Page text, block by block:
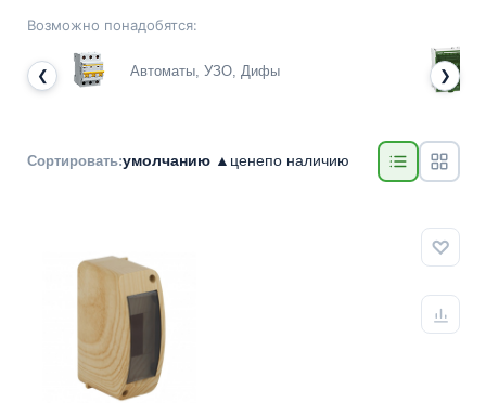
Возможно понадобятся:
❮ Автоматы, УЗО, Дифы ❯
Сортировать:умолчанию ▲ ценепо наличию